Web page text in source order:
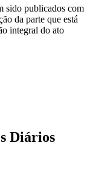
sido publicados com
da parte que está
integral do ato
Diários